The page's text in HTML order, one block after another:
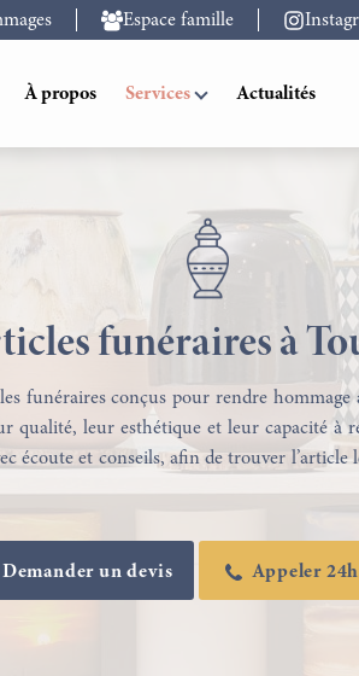
Espace famille
À propos Services Actualités
funéraires à
funéraires conçus pour rendre hommage
qualité, leur esthétique et leur capacité à
écoute et conseils, afin de trouver
Demander un devis Appeler